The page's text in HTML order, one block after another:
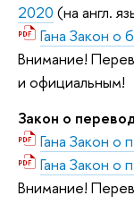
2020 (на англ.
Гана Закон о
Внимание!
и официальным!
Закон о
Гана Закон о
Гана Закон о
Внимание!